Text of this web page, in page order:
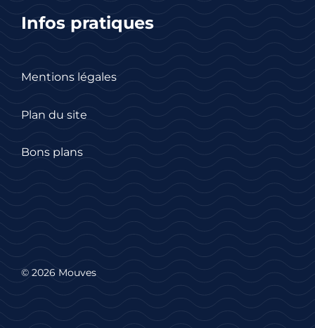
Infos pratiques
Mentions légales
Plan du site
Bons plans
© 2026 Mouves